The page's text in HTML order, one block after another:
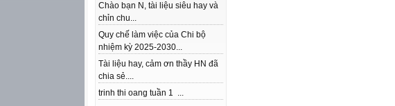
Chào bạn N, tài liệu siêu hay và
chỉn chu...
Quy chế làm việc của Chi bộ
nhiệm kỳ 2025-2030...
Tài liệu hay, cảm ơn thầy HN đã
chia sẻ....
trinh thi oang tuần 1 ...